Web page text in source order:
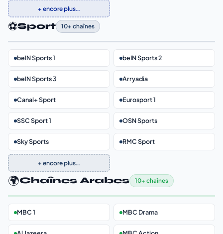
+ encore plus…
⚽Sport 10+ chaînes
beIN Sports 1 beIN Sports 2
beIN Sports 3 Arryadia
Canal+ Sport Eurosport 1
SSC Sport 1 OSN Sports
Sky Sports RMC Sport
+ encore plus…
🌍Chaînes Arabes 10+ chaînes
MBC 1 MBC Drama